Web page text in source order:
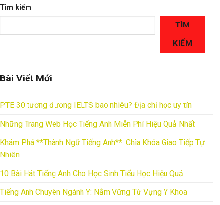
Tìm kiếm
TÌM
KIẾM
Bài Viết Mới
PTE 30 tương đương IELTS bao nhiêu? Địa chỉ học uy tín
Những Trang Web Học Tiếng Anh Miễn Phí Hiệu Quả Nhất
Khám Phá **Thành Ngữ Tiếng Anh**: Chìa Khóa Giao Tiếp Tự
Nhiên
10 Bài Hát Tiếng Anh Cho Học Sinh Tiểu Học Hiệu Quả
Tiếng Anh Chuyên Ngành Y: Nắm Vững Từ Vựng Y Khoa